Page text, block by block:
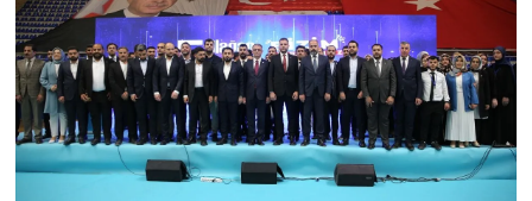
SPOR
TEBRİK
TEKNOLOJİ